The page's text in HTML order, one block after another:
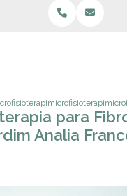
microfisioterapia para
para
Analia